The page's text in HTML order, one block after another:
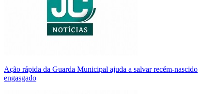
Ação rápida da Guarda Municipal ajuda a salvar recém-nascido
engasgado